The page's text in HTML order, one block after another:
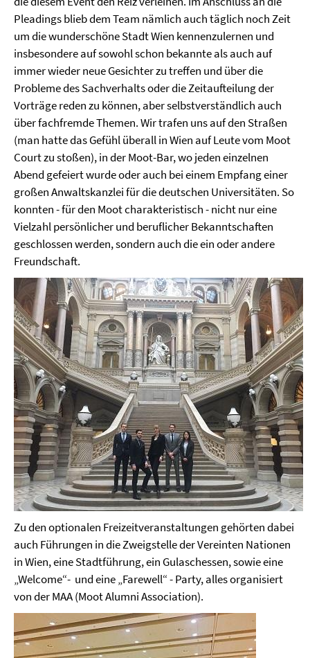
Pleadings blieb dem Team nämlich auch täglich noch Zeit
um die wunderschöne Stadt Wien kennenzulernen und
insbesondere auf sowohl schon bekannte als auch auf
immer wieder neue Gesichter zu treffen und über die
Probleme des Sachverhalts oder die Zeitaufteilung der
Vorträge reden zu können, aber selbstverständlich auch
über fachfremde Themen. Wir trafen uns auf den Straßen
(man hatte das Gefühl überall in Wien auf Leute vom Moot
Court zu stoßen), in der Moot-Bar, wo jeden einzelnen
Abend gefeiert wurde oder auch bei einem Empfang einer
großen Anwaltskanzlei für die deutschen Universitäten. So
konnten - für den Moot charakteristisch - nicht nur eine
Vielzahl persönlicher und beruflicher Bekanntschaften
geschlossen werden, sondern auch die ein oder andere
Freundschaft.
Zu den optionalen Freizeitveranstaltungen gehörten dabei
auch Führungen in die Zweigstelle der Vereinten Nationen
in Wien, eine Stadtführung, ein Gulaschessen, sowie eine
„Welcome“- und eine „Farewell“ - Party, alles organisiert
von der MAA (Moot Alumni Association).